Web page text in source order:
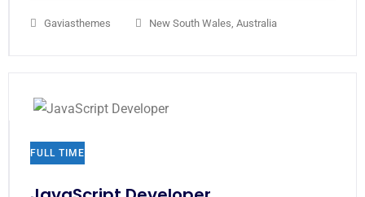
Gaviasthemes New South Wales, Australia
FULL TIME